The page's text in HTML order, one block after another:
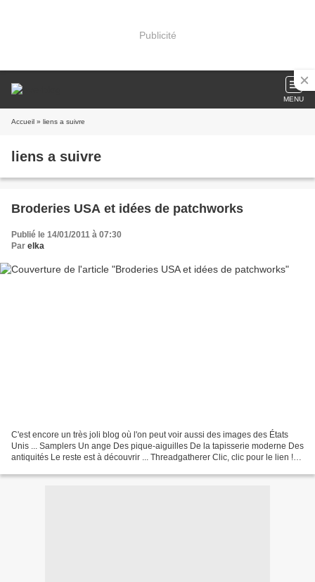
Publicité
MENU
Accueil » liens a suivre
liens a suivre
Broderies USA et idées de patchworks
Publié le 14/01/2011 à 07:30
Par elka
C'est encore un très joli blog où l'on peut voir aussi des images des États
Unis ... Samplers Un ange Des pique-aiguilles De la tapisserie moderne Des
antiquités Le reste est à découvrir ... Threadgatherer Clic, clic pour le lien !